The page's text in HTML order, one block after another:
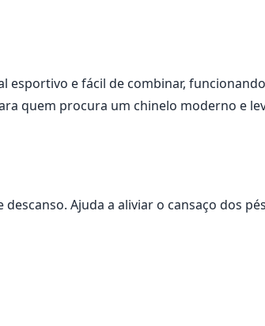
esportivo e fácil de combinar,
quem procura um chinelo moderno e
Ajuda a aliviar o cansaço dos